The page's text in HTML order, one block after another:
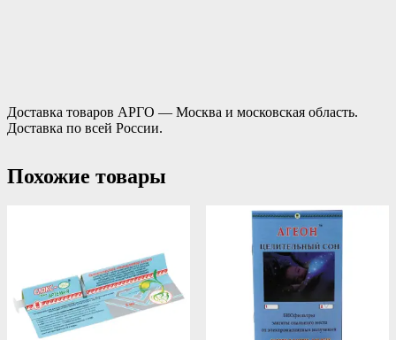
Доставка товаров АРГО — Москва и московская область.
Доставка по всей России.
Похожие товары